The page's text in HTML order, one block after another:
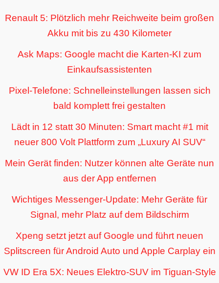
Renault 5: Plötzlich mehr Reichweite beim großen
Akku mit bis zu 430 Kilometer
Ask Maps: Google macht die Karten-KI zum
Einkaufsassistenten
Pixel-Telefone: Schnelleinstellungen lassen sich
bald komplett frei gestalten
Lädt in 12 statt 30 Minuten: Smart macht #1 mit
neuer 800 Volt Plattform zum „Luxury AI SUV“
Mein Gerät finden: Nutzer können alte Geräte nun
aus der App entfernen
Wichtiges Messenger-Update: Mehr Geräte für
Signal, mehr Platz auf dem Bildschirm
Xpeng setzt jetzt auf Google und führt neuen
Splitscreen für Android Auto und Apple Carplay ein
VW ID Era 5X: Neues Elektro-SUV im Tiguan-Style